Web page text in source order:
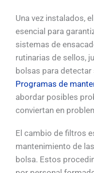
Una vez instalados,
esencial para
sistemas de
rutinarias de sellos,
bolsas para
Programas de
abordar posibles
conviertan en
El cambio de filtros
mantenimiento de
bolsa. Estos